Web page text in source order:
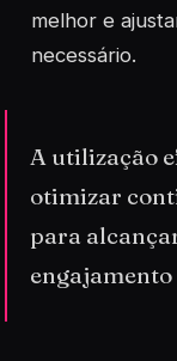
melhor e
necessário.
A utilização
otimizar
para
engajamento